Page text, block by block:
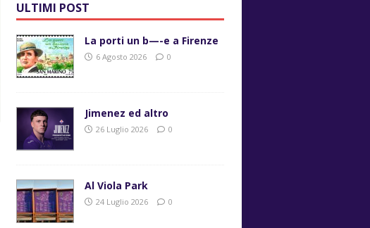
ULTIMI POST
La porti un b—-e a Firenze
6 Agosto 2026 0
Jimenez ed altro
26 Luglio 2026 0
Al Viola Park
24 Luglio 2026 0